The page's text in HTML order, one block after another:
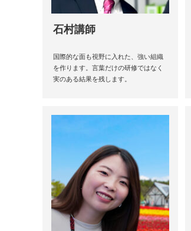
石村講師
国際的な面も視野に入れた、強い組織
を作ります。言葉だけの研修ではなく
実のある結果を残します。